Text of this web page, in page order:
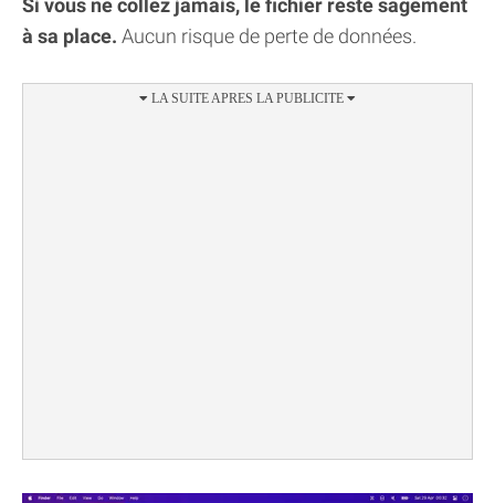
Si vous ne collez jamais, le fichier reste sagement
à sa place. Aucun risque de perte de données.